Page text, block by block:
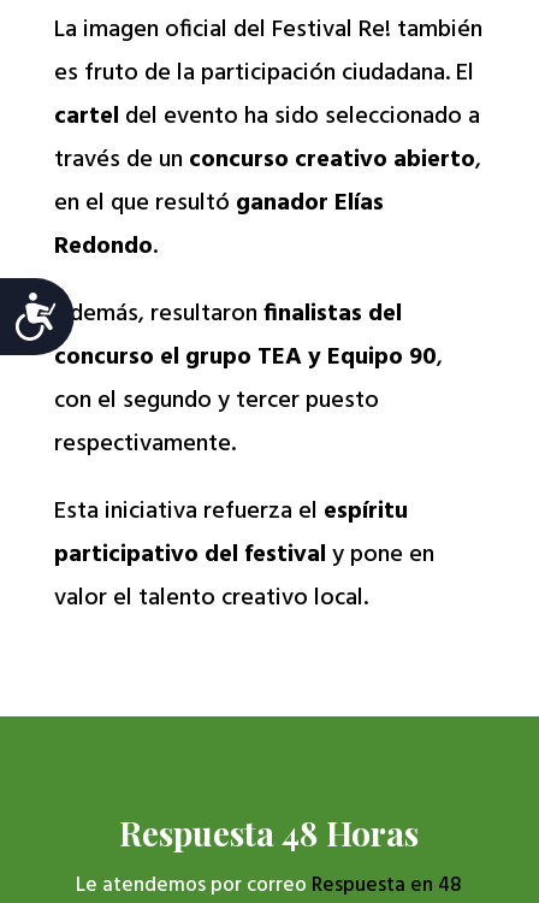
Accesibilidad
La imagen oficial del Festival Re! también
es fruto de la participación ciudadana. El
cartel del evento ha sido seleccionado a
través de un concurso creativo abierto,
en el que resultó ganador Elías
Redondo.
Además, resultaronfinalistas del
concurso el grupo TEA y Equipo 90,
con el segundo y tercer puesto
respectivamente.
Esta iniciativa refuerza el espíritu
participativo del festivaly pone en
valor el talento creativo local.
Respuesta 48 Horas
Le atendemos por correo Respuesta en 48